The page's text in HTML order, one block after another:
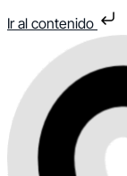
Ir al contenido